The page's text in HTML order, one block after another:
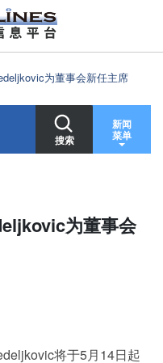
为董事会新任主席
搜索
新闻
菜单
为董事会
将于5月14日起